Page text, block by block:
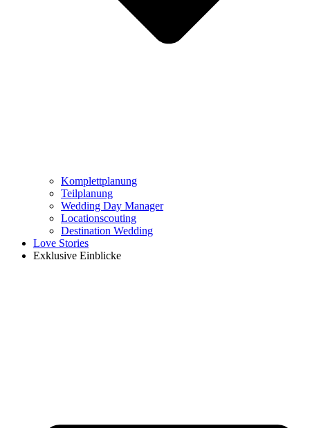
Komplettplanung
Teilplanung
Wedding Day Manager
Locationscouting
Destination Wedding
Love Stories
Exklusive Einblicke